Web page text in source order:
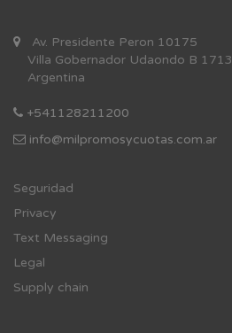
Av. Presidente Peron 10175
Villa Gobernador Udaondo B 1713
Argentina
+541128211200
info@milpromosycuotas.com.ar
Seguridad
Privacy
Text Messaging
Legal
Supply chain